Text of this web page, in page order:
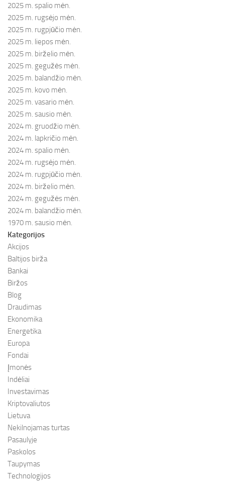
2025 m. spalio mėn.
2025 m. rugsėjo mėn.
2025 m. rugpjūčio mėn.
2025 m. liepos mėn.
2025 m. birželio mėn.
2025 m. gegužės mėn.
2025 m. balandžio mėn.
2025 m. kovo mėn.
2025 m. vasario mėn.
2025 m. sausio mėn.
2024 m. gruodžio mėn.
2024 m. lapkričio mėn.
2024 m. spalio mėn.
2024 m. rugsėjo mėn.
2024 m. rugpjūčio mėn.
2024 m. birželio mėn.
2024 m. gegužės mėn.
2024 m. balandžio mėn.
1970 m. sausio mėn.
Kategorijos
Akcijos
Baltijos birža
Bankai
Biržos
Blog
Draudimas
Ekonomika
Energetika
Europa
Fondai
Įmonės
Indėliai
Investavimas
Kriptovaliutos
Lietuva
Nekilnojamas turtas
Pasaulyje
Paskolos
Taupymas
Technologijos